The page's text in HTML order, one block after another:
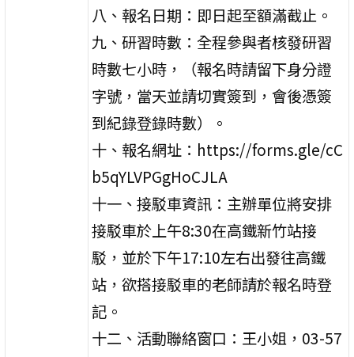
八、報名日期：即日起至額滿截止。
九、研習時數：全程參與者核發研習
時數七小時，（報名時請留下身分證
字號，當天並請切實簽到，會後憑簽
到紀錄登錄時數）。
十、報名網址：https://forms.gle/cC
b5qYLVPGgHoCJLA
十一、接駁車資訊：主辦單位將安排
接駁車於上午8:30在高鐵新竹站接
駁，並於下午17:10左右出發往高鐵
站，欲搭接駁車的老師請於報名時登
記。
十二、活動聯絡窗口：王小姐，03-57